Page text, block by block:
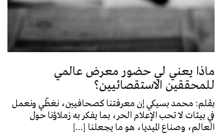
ماذا يعني لي حضور معرض عالمي
للمحققين الاستقصائيين؟
بقلم: محمد بسيكي إن معرفتنا كصحافيين، نغطّي ونعمل
في بيئات لا تحب الإعلام الحر، بما يفكر به زملاؤنا حول
العالم، وصناع الميديا، هو ما يجعلنا […]